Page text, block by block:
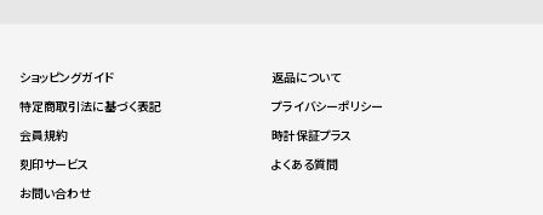
ショッピングガイド
返品について
特定商取引法に基づく表記
プライバシーポリシー
会員規約
時計保証プラス
刻印サービス
よくある質問
お問い合わせ